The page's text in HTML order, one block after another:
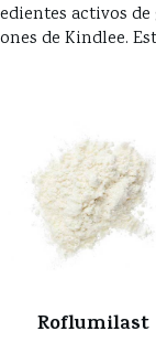
activos
de Kindlee.
Roflumilast